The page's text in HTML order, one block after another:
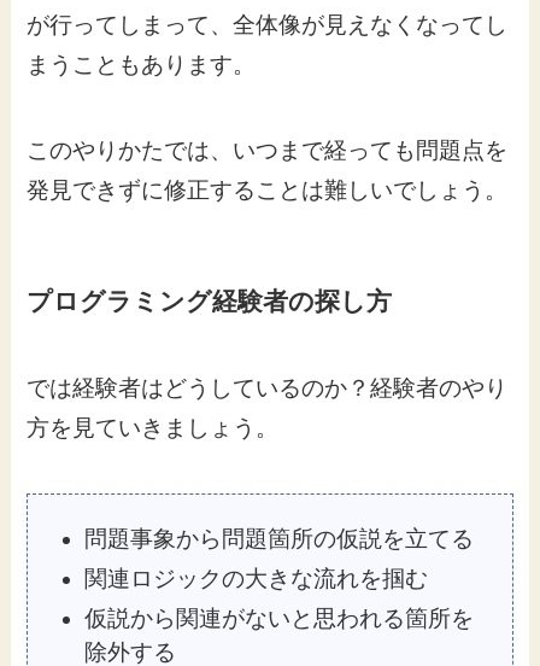
が行ってしまって、全体像が見えなくなってし
まうこともあります。
このやりかたでは、いつまで経っても問題点を
発見できずに修正することは難しいでしょう。
プログラミング経験者の探し方
では経験者はどうしているのか？経験者のやり
方を見ていきましょう。
問題事象から問題箇所の仮説を立てる
関連ロジックの大きな流れを掴む
仮説から関連がないと思われる箇所を
除外する